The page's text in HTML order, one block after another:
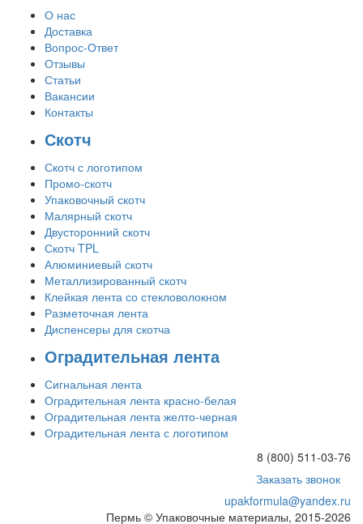
О нас
Доставка
Вопрос-Ответ
Отзывы
Статьи
Вакансии
Контакты
Скотч
Скотч с логотипом
Промо-скотч
Упаковочный скотч
Малярный скотч
Двусторонний скотч
Скотч TPL
Алюминиевый скотч
Металлизированный скотч
Клейкая лента со стекловолокном
Разметочная лента
Диспенсеры для скотча
Оградительная лента
Сигнальная лента
Оградительная лента красно-белая
Оградительная лента желто-черная
Оградительная лента с логотипом
8 (800) 511-03-76
Заказать звонок
upakformula@yandex.ru
Пермь © Упаковочные материалы, 2015-2026